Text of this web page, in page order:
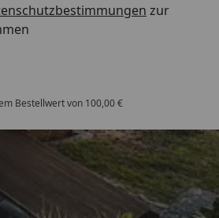
zur
Bestellwert von 100,00 €
Shops